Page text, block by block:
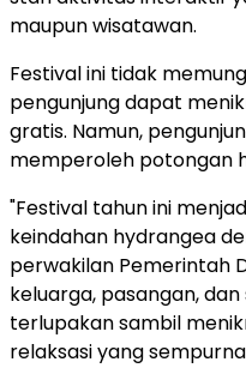
maupun wisatawan.
Festival ini tidak
pengunjung dapat
gratis. Namun,
memperoleh potongan
"Festival tahun ini
keindahan hydrangea
perwakilan Pemerintah
keluarga, pasangan,
terlupakan sambil
relaksasi yang